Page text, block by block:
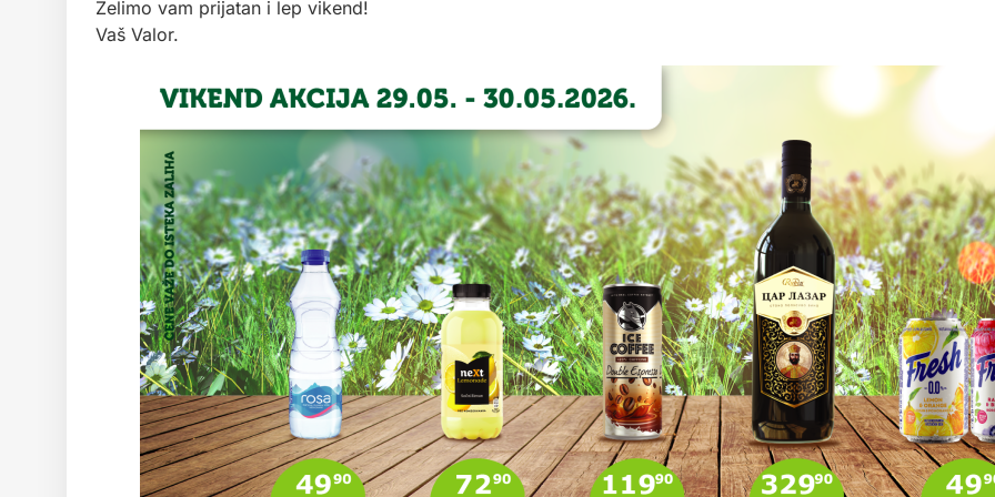
Želimo vam prijatan i lep vikend!
Vaš Valor.